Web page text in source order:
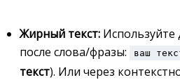
Жирный текст: Используйте
после слова/фразы:
ваш
текст). Или через